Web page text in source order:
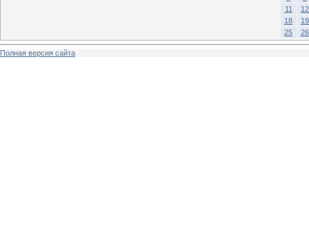
11
12
18
19
25
26
Полная версия сайта